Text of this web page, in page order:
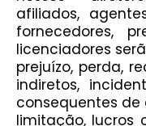
afiliados,
fornecedores,
licenciadores
prejuízo, perda,
indiretos,
consequentes de
limitação, lucros